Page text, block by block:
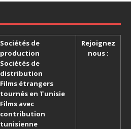
Sociétés de
production
Sociétés de
distribution
Films étrangers
tournés en Tunisie
Films avec
contribution
tunisienne
Rejoignez
nous :